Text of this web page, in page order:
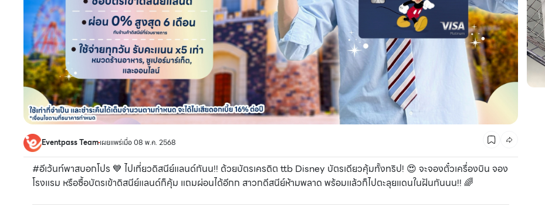
Eventpass Teamเผยแพร่เมื่อ 08 พ.ค. 2568
#อีเว้นท์พาสบอกโปร 💙 ไปเที่ยวดิสนีย์แลนด์กันน!! ด้วยบัตรเครดิต ttb Disney บัตรเดียวคุ้มทั้งทริป! 😍 จะจองตั๋วเครื่องบิน จอง
โรงแรม หรือซื้อบัตรเข้าดิสนีย์แลนด์ก็คุ้ม แถมผ่อนได้อีกก สาวกดีสนีย์ห้ามพลาด พร้อมเเล้วก็ไปตะลุยแดนในฝันกันนน!! 🌈
CMG SHOP SHOP รวมแบรนด์ตัวท็อป ลดสูงสุด50%